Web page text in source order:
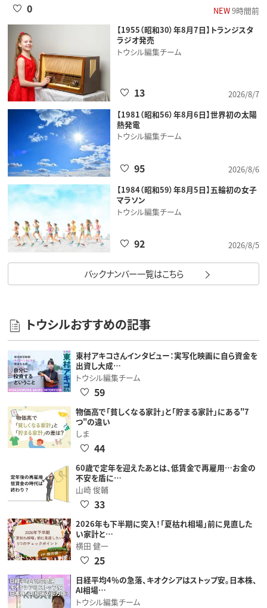
NEW9時間前
0
【1955（昭和30）年8月7日】トランジスタ
ラジオ発売
トウシル編集チーム
2026/8/7
13
【1981（昭和56）年8月6日】世界初の太陽
熱発電
トウシル編集チーム
2026/8/6
95
【1984（昭和59）年8月5日】五輪初の女子
マラソン
トウシル編集チーム
2026/8/5
92
バックナンバー一覧はこちら
トウシルおすすめの記事
東村アキコさんインタビュー：実写化映画に自ら資金を
出資し大成…
トウシル編集チーム
59
物価高で「貧しくなる家計」と「貯まる家計」にある"7
つ"の違い
しま
44
60歳で定年を迎えたあとは、低賃金で再雇用…お金の
不安を盾に…
山崎 俊輔
33
2026年も下半期に突入！「夏枯れ相場」前に見直した
い家計と…
横田 健一
25
日経平均4％の急落、キオクシアはストップ安。日本株、
AI相場…
トウシル編集チーム